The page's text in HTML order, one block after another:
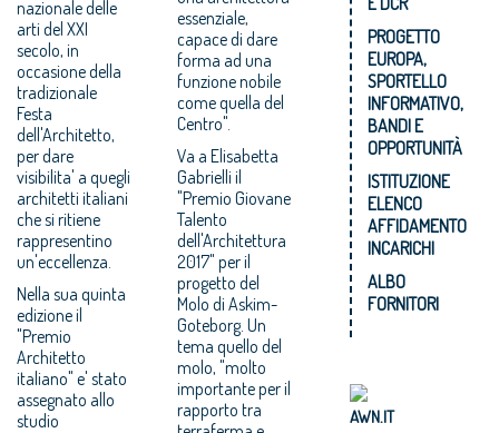
nazionale delle
arti del XXI
secolo, in
occasione della
tradizionale
Festa
dell'Architetto,
per dare
visibilita' a quegli
architetti italiani
che si ritiene
rappresentino
un'eccellenza.
Nella sua quinta
edizione il
"Premio
Architetto
italiano" e' stato
assegnato allo
studio
essenziale,
capace di dare
forma ad una
funzione nobile
come quella del
Centro".
Va a Elisabetta
Gabrielli il
"Premio Giovane
Talento
dell'Architettura
2017" per il
progetto del
Molo di Askim-
Goteborg. Un
tema quello del
molo, "molto
importante per il
rapporto tra
PROGETTO
EUROPA,
SPORTELLO
INFORMATIVO,
BANDI E
OPPORTUNITÀ
ISTITUZIONE
ELENCO
AFFIDAMENTO
INCARICHI
ALBO
FORNITORI
AWN.IT